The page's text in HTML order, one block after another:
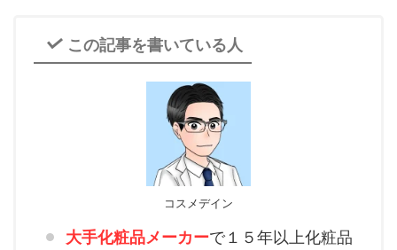
この記事を書いている人
コスメデイン
大手化粧品メーカーで１５年以上化粧品